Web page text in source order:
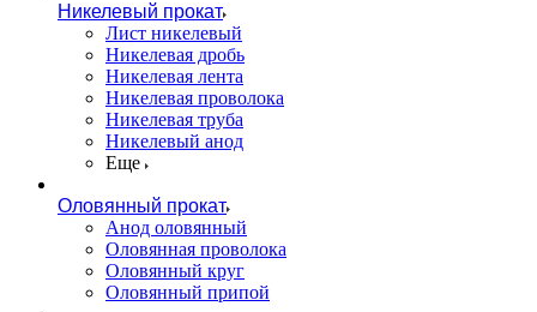
Никелевый прокат
Лист никелевый
Никелевая дробь
Никелевая лента
Никелевая проволока
Никелевая труба
Никелевый анод
Еще
Оловянный прокат
Анод оловянный
Оловянная проволока
Оловянный круг
Оловянный припой